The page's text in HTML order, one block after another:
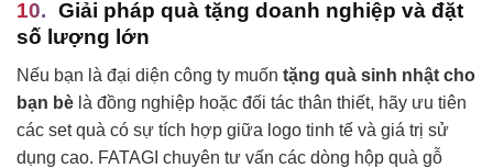
Giải pháp quà tặng doanh nghiệp và đặt
số lượng lớn
Nếu bạn là đại diện công ty muốn tặng quà sinh nhật cho
bạn bè là đồng nghiệp hoặc đối tác thân thiết, hãy ưu tiên
các set quà có sự tích hợp giữa logo tinh tế và giá trị sử
dụng cao. FATAGI chuyên tư vấn các dòng hộp quà gỗ